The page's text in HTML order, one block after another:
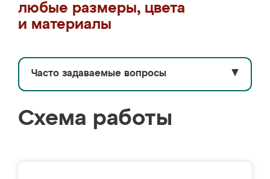
любые размеры, цвета
и материалы
Часто задаваемые вопросы ▼
Схема работы